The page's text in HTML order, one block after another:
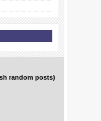
random posts)